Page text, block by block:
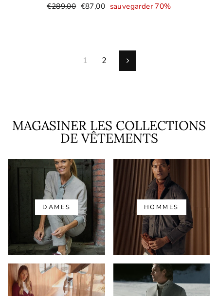
Prix
€289,00 Prix
€87,00 sauvegarder 70%
1 2 suivante
MAGASINER LES COLLECTIONS
DE VÊTEMENTS
DAMES HOMMES